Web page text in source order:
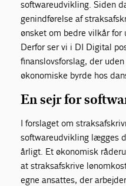
softwareudvikling. Siden
genindførelse af
ønsket om bedre vilkår for
Derfor ser vi i DI Digital
finanslovsforslag, der
økonomiske byrde hos
En sejr for
I forslaget om
softwareudvikling lægges
årligt. Et økonomisk
at straksafskrive
egne ansattes, der